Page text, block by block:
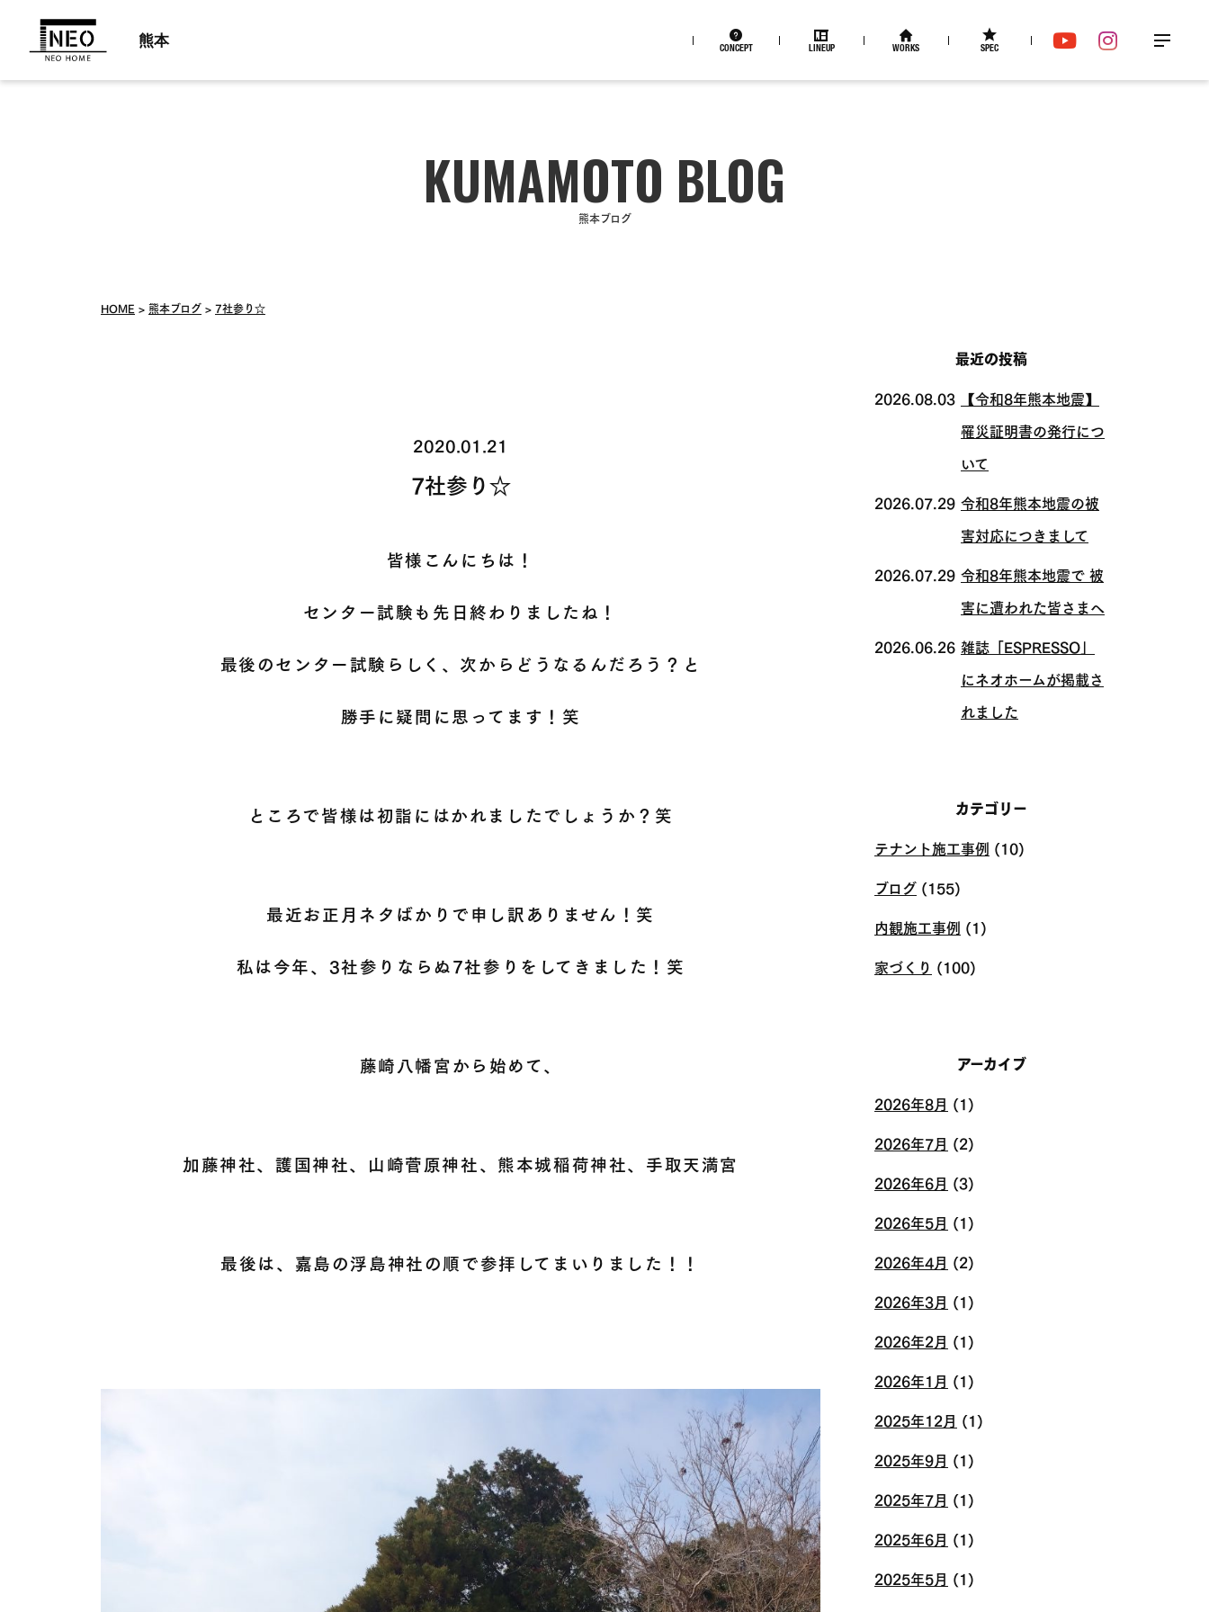
熊本
CONCEPT LINEUP WORKS SPEC
YouTubeInstagram
ニュー
熊本ブログ
HOME 熊本ブログ 7社参り☆
2020.01.21
7社参り☆
皆様こんにちは！
センター試験も先日終わりましたね！
最後のセンター試験らしく、次からどうなるんだろう？と
勝手に疑問に思ってます！笑
ところで皆様は初詣にはかれましたでしょうか？笑
最近お正月ネタばかりで申し訳ありません！笑
私は今年、3社参りならぬ7社参りをしてきました！笑
藤崎八幡宮から始めて、
加藤神社、護国神社、山崎菅原神社、熊本城稲荷神社、手取天満宮
最後は、嘉島の浮島神社の順で参拝してまいりました！！
最近の投稿
2026.08.03 【令和8年熊本地震】
罹災証明書の発行につ
いて
2026.07.29 令和8年熊本地震の被
害対応につきまして
2026.07.29 令和8年熊本地震で 被
害に遭われた皆さまへ
2026.06.26 雑誌「ESPRESSO」
にネオホームが掲載さ
れました
カテゴリー
テナント施工事例 (10)
ブログ (155)
内観施工事例 (1)
家づくり (100)
アーカイブ
2026年8月 (1)
2026年7月 (2)
2026年6月 (3)
2026年5月 (1)
2026年4月 (2)
2026年3月 (1)
2026年2月 (1)
2026年1月 (1)
2025年12月 (1)
2025年9月 (1)
2025年7月 (1)
2025年6月 (1)
2025年5月 (1)